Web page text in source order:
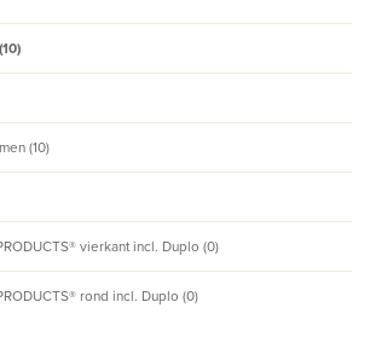
(10)
vierkant incl. Duplo (0)
rond incl. Duplo (0)